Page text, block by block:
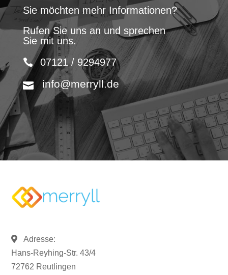
Sie möchten mehr Informationen?
Rufen Sie uns an und sprechen
Sie mit uns.
07121 / 9294977
info@merryll.de
Adresse:
Hans-Reyhing-Str. 43/4
72762 Reutlingen